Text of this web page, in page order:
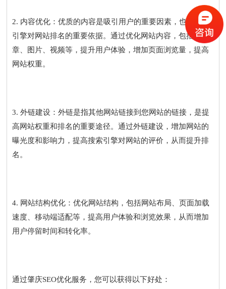
2. 内容优化：优质的内容是吸引用户的重要因素，也是搜索
引擎对网站排名的重要依据。通过优化网站内容，包括文
章、图片、视频等，提升用户体验，增加页面浏览量，提高
网站权重。
3. 外链建设：外链是指其他网站链接到您网站的链接，是提
高网站权重和排名的重要途径。通过外链建设，增加网站的
曝光度和影响力，提高搜索引擎对网站的评价，从而提升排
名。
4. 网站结构优化：优化网站结构，包括网站布局、页面加载
速度、移动端适配等，提高用户体验和浏览效果，从而增加
用户停留时间和转化率。
通过肇庆SEO优化服务，您可以获得以下好处：